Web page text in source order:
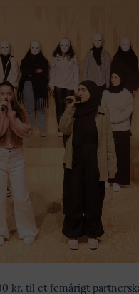
kr. til et femårigt